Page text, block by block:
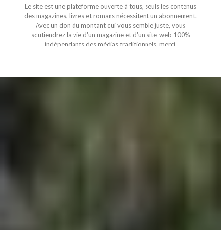
Le site est une plateforme ouverte à tous, seuls les contenus
des magazines, livres et romans nécessitent un abonnement.
Avec un don du montant qui vous semble juste, vous
soutiendrez la vie d'un magazine et d'un site-web 100%
indépendants des médias traditionnels, merci.